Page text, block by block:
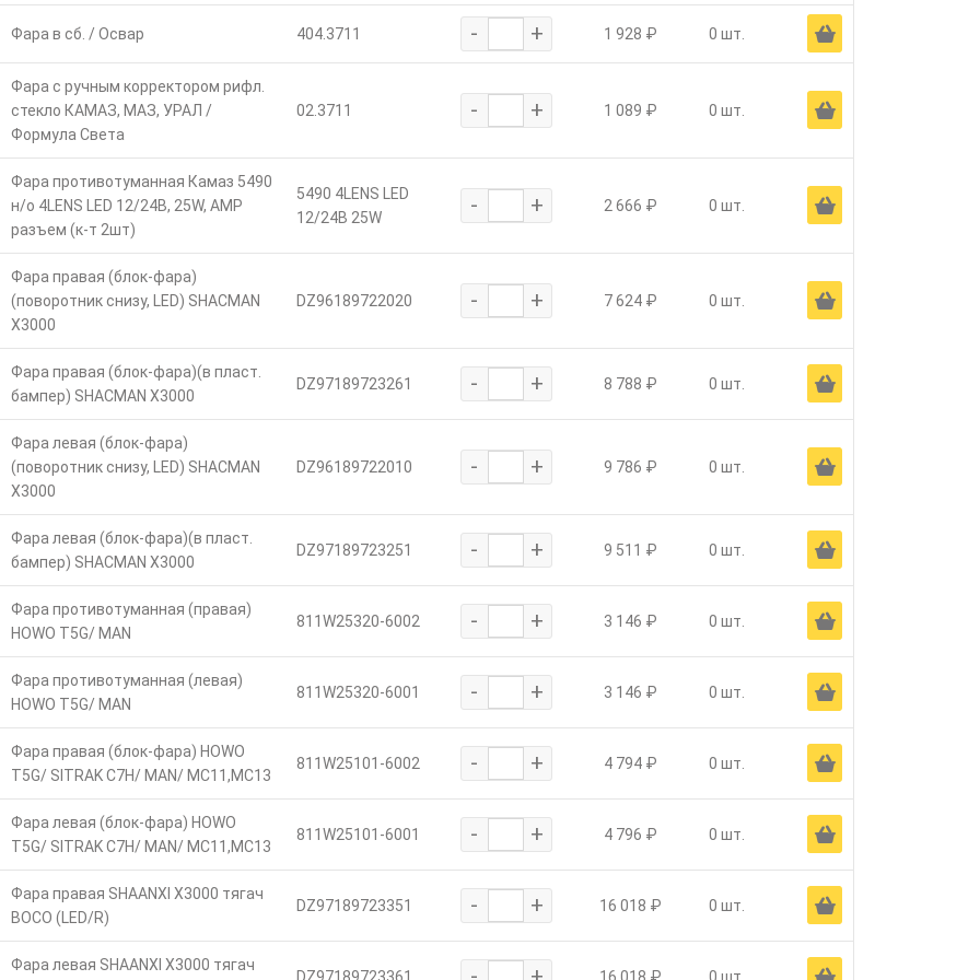
Фара в сб. / Освар 404.3711 - + 1 928 ₽ 0 шт. Ä
Фара с ручным корректором рифл.
стекло КАМАЗ, МАЗ, УРАЛ /
Формула Света
02.3711 - + 1 089 ₽ 0 шт. Ä
Фара противотуманная Камаз 5490
н/о 4LENS LED 12/24В, 25W, АМР
разъем (к-т 2шт)
5490 4LENS LED
12/24В 25W
- + 2 666 ₽ 0 шт. Ä
Фара правая (блок-фара)
(поворотник снизу, LED) SHACMAN
X3000
DZ96189722020 - + 7 624 ₽ 0 шт. Ä
Фара правая (блок-фара)(в пласт.
бампер) SHACMAN X3000
DZ97189723261 - + 8 788 ₽ 0 шт. Ä
Фара левая (блок-фара)
(поворотник снизу, LED) SHACMAN
X3000
DZ96189722010 - + 9 786 ₽ 0 шт. Ä
Фара левая (блок-фара)(в пласт.
бампер) SHACMAN X3000
DZ97189723251 - + 9 511 ₽ 0 шт. Ä
Фара противотуманная (правая)
HOWO T5G/ MAN
811W25320-6002 - + 3 146 ₽ 0 шт. Ä
Фара противотуманная (левая)
HOWO T5G/ MAN
811W25320-6001 - + 3 146 ₽ 0 шт. Ä
Фара правая (блок-фара) HOWO
T5G/ SITRAK C7H/ MAN/ MC11,MC13
811W25101-6002 - + 4 794 ₽ 0 шт. Ä
Фара левая (блок-фара) HOWO
T5G/ SITRAK C7H/ MAN/ MC11,MC13
811W25101-6001 - + 4 796 ₽ 0 шт. Ä
Фара правая SHAANXI X3000 тягач
BOCO (LED/R)
DZ97189723351 - + 16 018 ₽ 0 шт. Ä
Фара левая SHAANXI X3000 тягач